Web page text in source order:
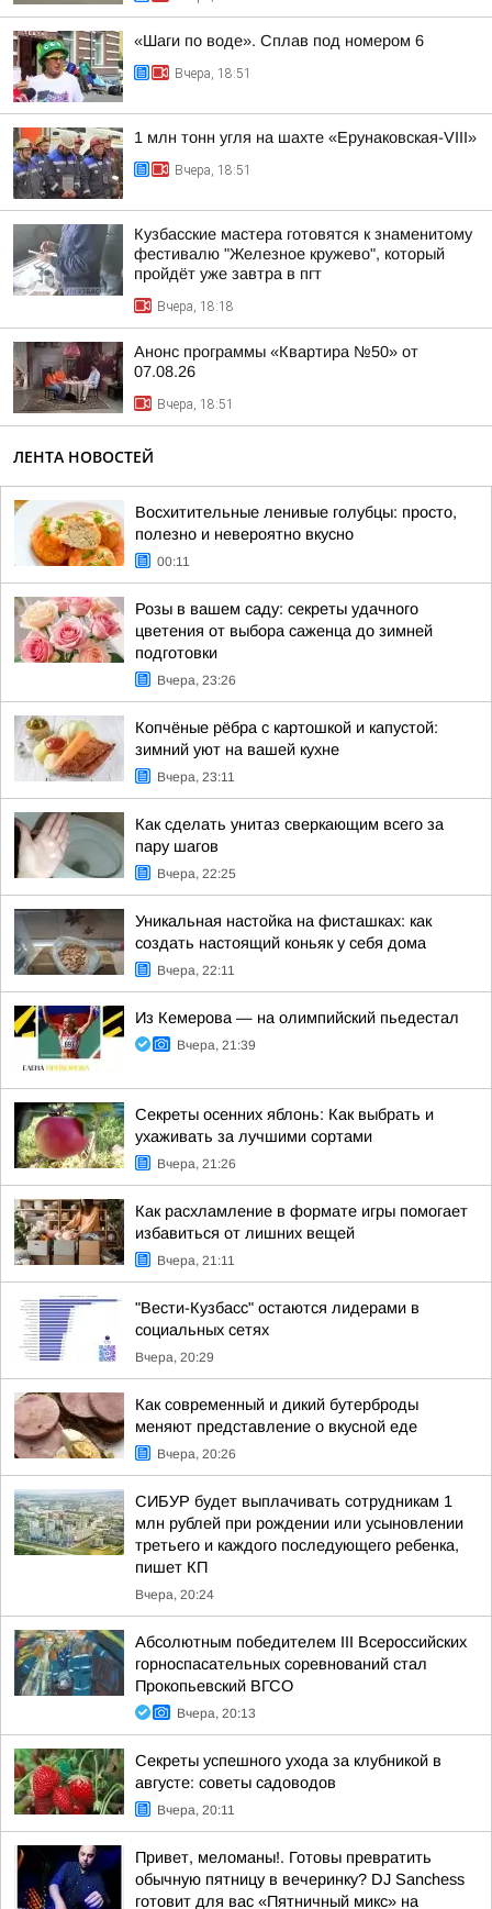
«Шаги по воде». Сплав под номером 6
Вчера, 18:51
1 млн тонн угля на шахте «Ерунаковская-VIII»
Вчера, 18:51
Кузбасские мастера готовятся к знаменитому
фестивалю "Железное кружево", который
пройдёт уже завтра в пгт
Вчера, 18:18
Анонс программы «Квартира №50» от
07.08.26
Вчера, 18:51
ЛЕНТА НОВОСТЕЙ
Восхитительные ленивые голубцы: просто,
полезно и невероятно вкусно
00:11
Розы в вашем саду: секреты удачного
цветения от выбора саженца до зимней
подготовки
Вчера, 23:26
Копчёные рёбра с картошкой и капустой:
зимний уют на вашей кухне
Вчера, 23:11
Как сделать унитаз сверкающим всего за
пару шагов
Вчера, 22:25
Уникальная настойка на фисташках: как
создать настоящий коньяк у себя дома
Вчера, 22:11
Из Кемерова — на олимпийский пьедестал
Вчера, 21:39
Секреты осенних яблонь: Как выбрать и
ухаживать за лучшими сортами
Вчера, 21:26
Как расхламление в формате игры помогает
избавиться от лишних вещей
Вчера, 21:11
"Вести-Кузбасс" остаются лидерами в
социальных сетях
Вчера, 20:29
Как современный и дикий бутерброды
меняют представление о вкусной еде
Вчера, 20:26
СИБУР будет выплачивать сотрудникам 1
млн рублей при рождении или усыновлении
третьего и каждого последующего ребенка,
пишет КП
Вчера, 20:24
Абсолютным победителем III Всероссийских
горноспасательных соревнований стал
Прокопьевский ВГСО
Вчера, 20:13
Секреты успешного ухода за клубникой в
августе: советы садоводов
Вчера, 20:11
Привет, меломаны!. Готовы превратить
обычную пятницу в вечеринку? DJ Sanchess
готовит для вас «Пятничный микс» на